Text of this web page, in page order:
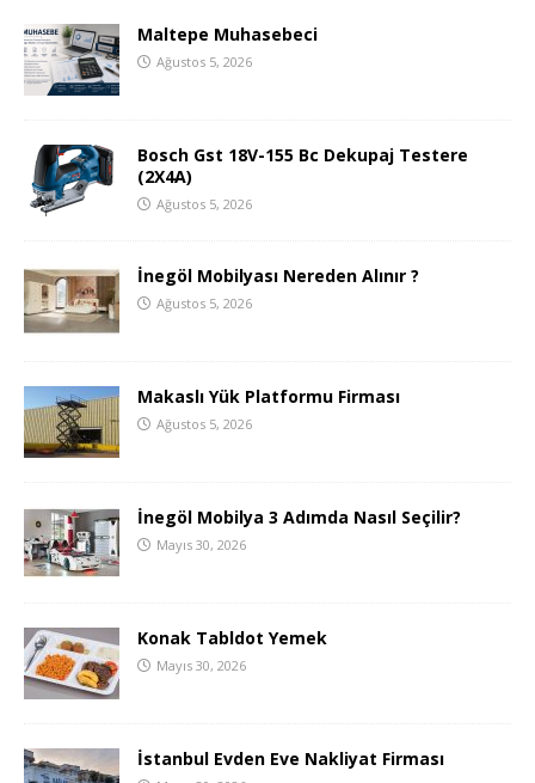
Maltepe Muhasebeci
Ağustos 5, 2026
Bosch Gst 18V-155 Bc Dekupaj Testere
(2X4A)
Ağustos 5, 2026
İnegöl Mobilyası Nereden Alınır ?
Ağustos 5, 2026
Makaslı Yük Platformu Firması
Ağustos 5, 2026
İnegöl Mobilya 3 Adımda Nasıl Seçilir?
Mayıs 30, 2026
Konak Tabldot Yemek
Mayıs 30, 2026
İstanbul Evden Eve Nakliyat Firması